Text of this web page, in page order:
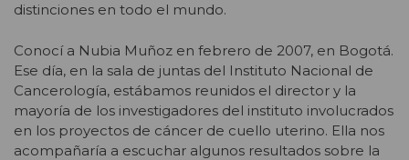
distinciones en todo el mundo.
Conocí a Nubia Muñoz en febrero de 2007, en Bogotá.
Ese día, en la sala de juntas del Instituto Nacional de
Cancerología, estábamos reunidos el director y la
mayoría de los investigadores del instituto involucrados
en los proyectos de cáncer de cuello uterino. Ella nos
acompañaría a escuchar algunos resultados sobre la